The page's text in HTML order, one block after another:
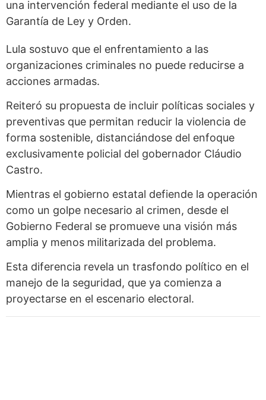
una intervención federal mediante el uso de la
Garantía de Ley y Orden.
Lula sostuvo que el enfrentamiento a las
organizaciones criminales no puede reducirse a
acciones armadas.
Reiteró su propuesta de incluir políticas sociales y
preventivas que permitan reducir la violencia de
forma sostenible, distanciándose del enfoque
exclusivamente policial del gobernador Cláudio
Castro.
Mientras el gobierno estatal defiende la operación
como un golpe necesario al crimen, desde el
Gobierno Federal se promueve una visión más
amplia y menos militarizada del problema.
Esta diferencia revela un trasfondo político en el
manejo de la seguridad, que ya comienza a
proyectarse en el escenario electoral.